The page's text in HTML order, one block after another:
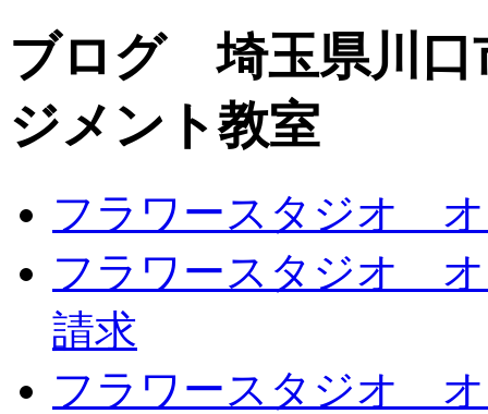
ブログ 埼玉県川口
ジメント教室
フラワースタジオ
フラワースタジオ オ
請求
フラワースタジオ